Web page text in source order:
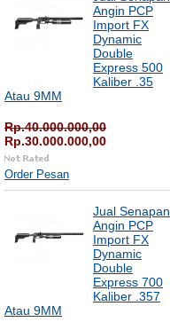
Angin PCP
Import FX
Dynamic
Double
Express 500
Kaliber .35
Atau 9MM
Rp.40.000.000,00
Rp.30.000.000,00
Order Pesan
Jual Senapan
Angin PCP
Import FX
Dynamic
Double
Express 700
Kaliber .357
Atau 9MM